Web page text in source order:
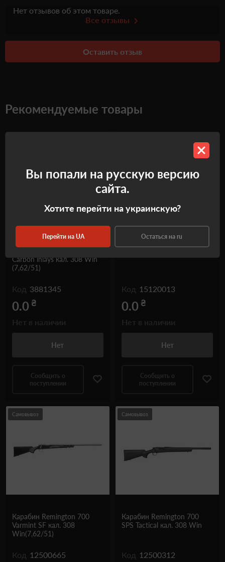
Нет отзывов об этом товаре.
Все отзывы
Оставить отзыв
Рекомендуемые товары
Карабин Blaser R8
Carbon inlays кал. 308 Win
(7,62/51)
Код 3881345
0.0 ₴
Нет
Сообщить о
поступлении
Код 15120013
0.0 ₴
Нет
Сообщить о
поступлении
Самовывоз
Карабин Remington 700
Varmint SF кал. 308
Win(7,62/51)
Код 12500665
Самовывоз
Карабин Remington 700
SPS Tactical кал. 308 Win
Код 12500312
Вы попали на русскую версию
сайта.
Хотите перейти на украинскую?
Перейти на UA Остаться на ru